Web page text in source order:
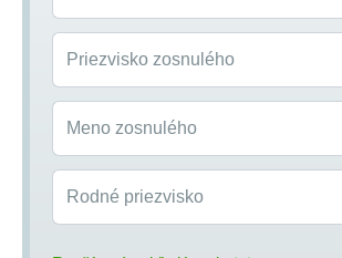
Priezvisko zosnulého
Meno zosnulého
Rodné priezvisko